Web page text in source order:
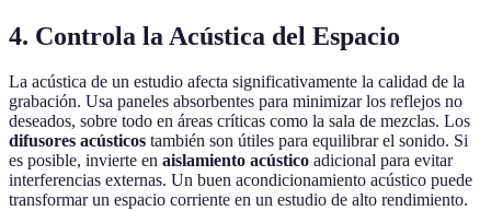
4. Controla la Acústica del Espacio
La acústica de un estudio afecta significativamente la calidad de la
grabación. Usa paneles absorbentes para minimizar los reflejos no
deseados, sobre todo en áreas críticas como la sala de mezclas. Los
difusores acústicos también son útiles para equilibrar el sonido. Si
es posible, invierte en aislamiento acústico adicional para evitar
interferencias externas. Un buen acondicionamiento acústico puede
transformar un espacio corriente en un estudio de alto rendimiento.